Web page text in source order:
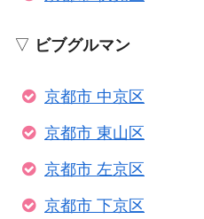
▽ ビブグルマン
京都市 中京区
京都市 東山区
京都市 左京区
京都市 下京区